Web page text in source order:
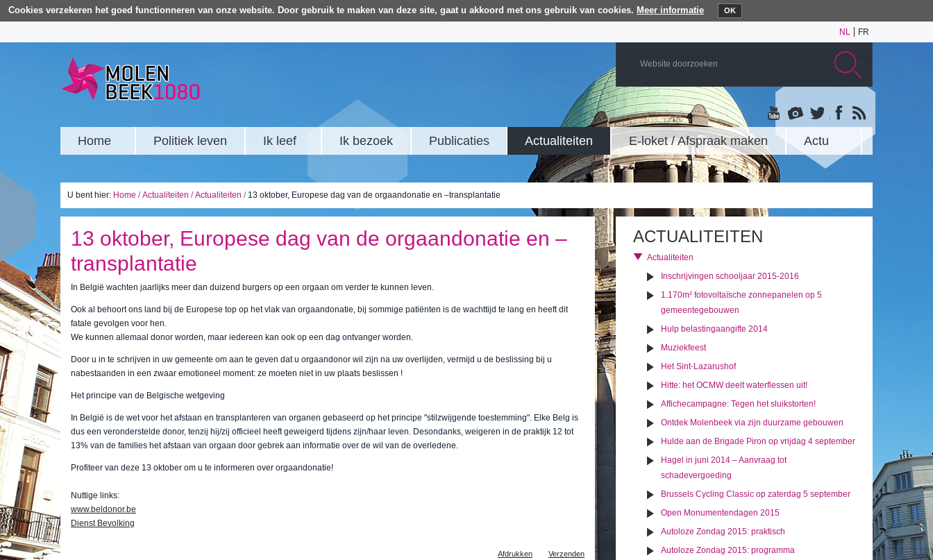
Cookies verzekeren het goed functionneren van onze website. Door gebruik te maken van deze site, gaat u akkoord met ons gebruik van cookies. Meer informatie OK
NL FR
Home Politiek leven Ik leef Ik bezoek Publicaties Actualiteiten E-loket / Afspraak maken Actu
U bent hier: Home /Actualiteiten /Actualiteiten / 13 oktober, Europese dag van de orgaandonatie en –transplantatie
13 oktober, Europese dag van de orgaandonatie en –
transplantatie
In België wachten jaarlijks meer dan duizend burgers op een orgaan om verder te kunnen leven.
Ook al behoort ons land bij de Europese top op het vlak van orgaandonatie, bij sommige patiënten is de wachttijd te lang en heeft dit
fatale gevolgen voor hen.
We kunnen allemaal donor worden, maar iedereen kan ook op een dag ontvanger worden.
Door u in te schrijven in uw gemeente om aan te geven dat u orgaandonor wil zijn na uw overlijden, vermijd u de beslissing bij u
nabestaanden in een zwaar emotioneel moment: ze moeten niet in uw plaats beslissen !
Het principe van de Belgische wetgeving
In België is de wet voor het afstaan en transplanteren van organen gebaseerd op het principe "stilzwijgende toestemming". Elke Belg is
dus een veronderstelde donor, tenzij hij/zij officieel heeft geweigerd tijdens zijn/haar leven. Desondanks, weigeren in de praktijk 12 tot
13% van de families het afstaan van orgaan door gebrek aan informatie over de wil van de overledene.
Profiteer van deze 13 oktober om u te informeren over orgaandonatie!
Nuttige links:
www.beldonor.be
Dienst Bevolking
Afdrukken Verzenden
ACTUALITEITEN
Actualiteiten
Inschrijvingen schooljaar 2015-2016
1.170m² fotovoltaïsche zonnepanelen op 5
gemeentegebouwen
Hulp belastingaangifte 2014
Muziekfeest
Het Sint-Lazarushof
Hitte: het OCMW deelt waterflessen uit!
Affichecampagne: Tegen het sluikstorten!
Ontdek Molenbeek via zijn duurzame gebouwen
Hulde aan de Brigade Piron op vrijdag 4 september
Hagel in juni 2014 – Aanvraag tot
schadevergoeding
Brussels Cycling Classic op zaterdag 5 september
Open Monumentendagen 2015
Autoloze Zondag 2015: praktisch
Autoloze Zondag 2015: programma